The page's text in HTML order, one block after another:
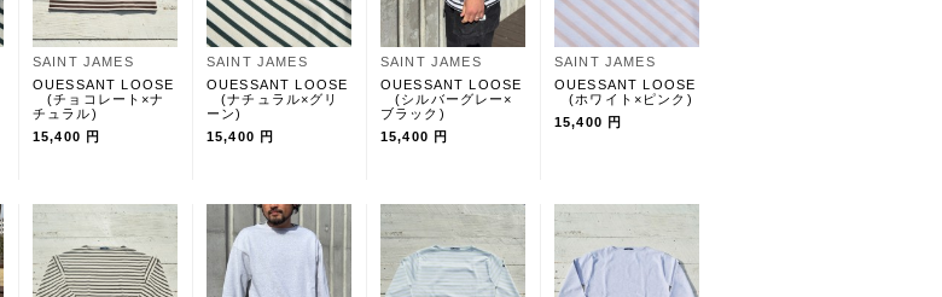
SAINT JAMES
OUESSANT LOOSE
(チョコレート×ナ
チュラル)
15,400 円
SAINT JAMES
OUESSANT LOOSE
(ナチュラル×グリ
ーン)
15,400 円
SAINT JAMES
OUESSANT LOOSE
(シルバーグレー×
ブラック)
15,400 円
SAINT JAMES
OUESSANT LOOSE
(ホワイト×ピンク)
15,400 円